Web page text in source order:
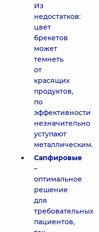
Из
недостатков:
цвет
брекетов
может
темнеть
от
красящих
продуктов,
по
эффективности
незначительно
уступают
металлическим.
Сапфировые
–
оптимальное
решение
для
требовательных
пациентов,